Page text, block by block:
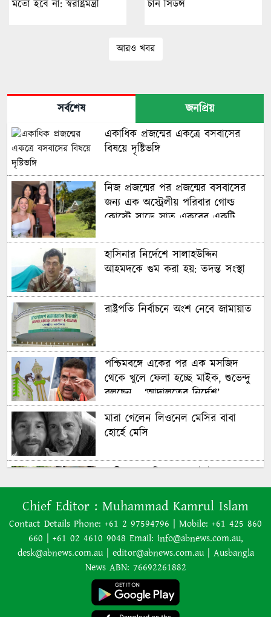
মতো হবে না: স্বরাষ্ট্রমন্ত্রী
চান সিডন্স
আরও খবর
সর্বশেষ
জনপ্রিয়
একাধিক প্রজন্মের একত্রে বসবাসের
বিষয়ে দৃষ্টিভঙ্গি
নিজ প্রজন্মের পর প্রজন্মের বসবাসের
জন্য এক অস্ট্রেলীয় পরিবার গোল্ড
কোস্টে সাড়ে সাত একরের একটি
হাসিনার নির্দেশে সালাহউদ্দিন
আহমদকে গুম করা হয়: তদন্ত সংস্থা
রাষ্ট্রপতি নির্বাচনে অংশ নেবে জামায়াত
পশ্চিমবঙ্গে একের পর এক মসজিদ
থেকে খুলে ফেলা হচ্ছে মাইক, শুভেন্দু
বলছেন— ‘আদালতের নির্দেশ’
মারা গেলেন লিওনেল মেসির বাবা
হোর্হে মেসি
আসন-সংক্রান্ত নীতিকে ‘বিভ্রান্তিকর ও
প্রতারণামূলক’ আখ্যা দেওয়া হয়েছে
বাংলাদেশের বর্তমান সরকার নিয়ে
হাসিনার মন্তব্য ভারত সমর্থন করে না:
রণধীর জয়সওয়াল
এক শব্দেই সব গুজবের জবাব দিলেন
লিওনেল মেসি
Chief Editor : Muhammad Kamrul Islam
Contact Details Phone: +61 2 97594796 | Mobile: +61 425 860
660 | +61 02 4610 9048 Email: info@abnews.com.au,
desk@abnews.com.au | editor@abnews.com.au | Ausbangla
News ABN: 76692261882